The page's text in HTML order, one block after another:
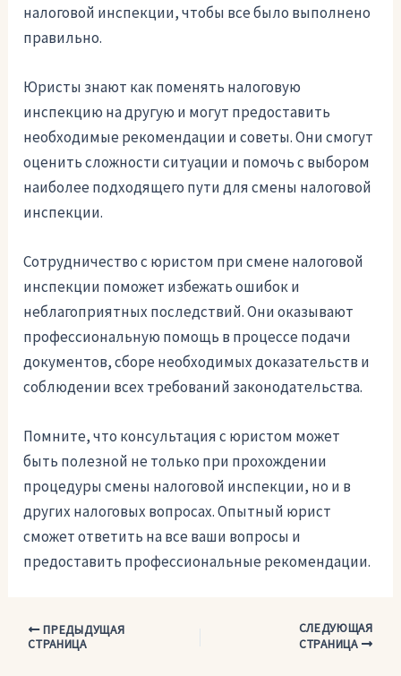
налоговой инспекции, чтобы все было выполнено
правильно.
Юристы знают как поменять налоговую
инспекцию на другую и могут предоставить
необходимые рекомендации и советы. Они смогут
оценить сложности ситуации и помочь с выбором
наиболее подходящего пути для смены налоговой
инспекции.
Сотрудничество с юристом при смене налоговой
инспекции поможет избежать ошибок и
неблагоприятных последствий. Они оказывают
профессиональную помощь в процессе подачи
документов, сборе необходимых доказательств и
соблюдении всех требований законодательства.
Помните, что консультация с юристом может
быть полезной не только при прохождении
процедуры смены налоговой инспекции, но и в
других налоговых вопросах. Опытный юрист
сможет ответить на все ваши вопросы и
предоставить профессиональные рекомендации.
Навигация
ПРЕДЫДУЩАЯ
СТРАНИЦА
СЛЕДУЮЩАЯ
СТРАНИЦА